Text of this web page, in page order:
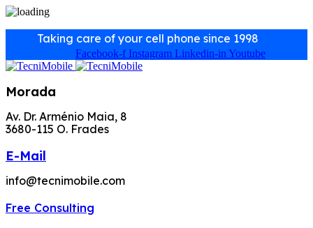
Taking care of your cell phone since 1998
Facebook-f Instagram Linkedin-in Youtube
Morada
Av. Dr. Arménio Maia, 8
3680-115 O. Frades
E-Mail
info@tecnimobile.com
Free Consulting